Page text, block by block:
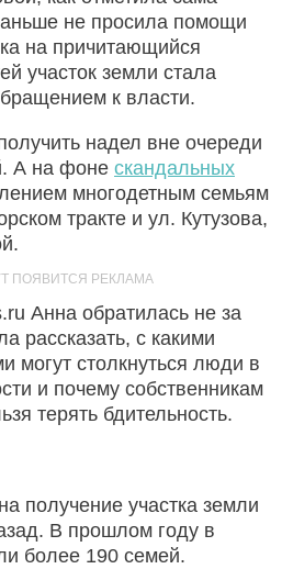
не просила помощи
на причитающийся
участок земли стала
к власти.
надел вне очереди
А на фоне скандальных
многодетным семьям
тракте и ул. Кутузова,
Анна обратилась не за
с какими
могут столкнуться люди в
и почему собственникам
терять бдительность.
получение участка земли
В прошлом году в
более 190 семей.